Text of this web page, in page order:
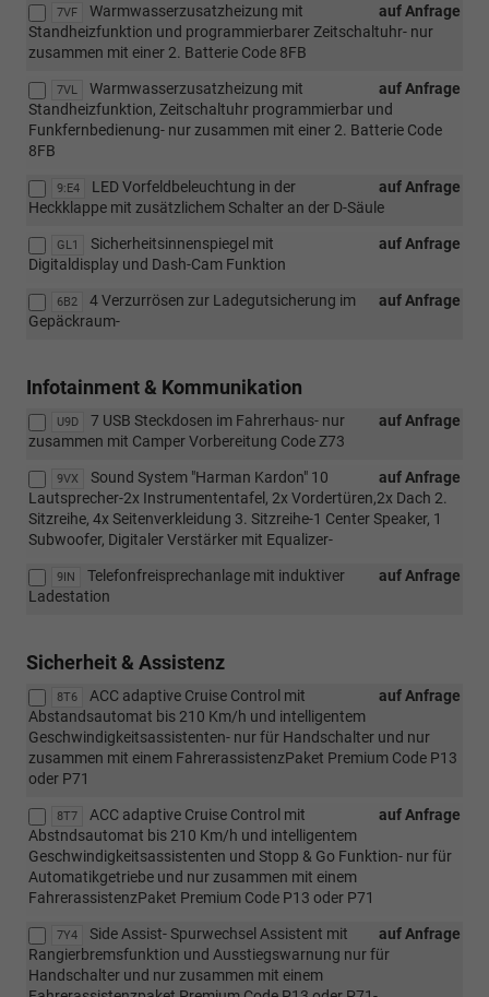
7VF auf Anfrage
Warmwasserzusatzheizung mit
Standheizfunktion und programmierbarer Zeitschaltuhr- nur
zusammen mit einer 2. Batterie Code 8FB
7VL auf Anfrage
Warmwasserzusatzheizung mit
Standheizfunktion, Zeitschaltuhr programmierbar und
Funkfernbedienung- nur zusammen mit einer 2. Batterie Code
8FB
9:E4 auf Anfrage
LED Vorfeldbeleuchtung in der
Heckklappe mit zusätzlichem Schalter an der D-Säule
GL1 auf Anfrage
Sicherheitsinnenspiegel mit
Digitaldisplay und Dash-Cam Funktion
6B2 auf Anfrage
4 Verzurrösen zur Ladegutsicherung im
Gepäckraum-
Infotainment & Kommunikation
U9D auf Anfrage
7 USB Steckdosen im Fahrerhaus- nur
zusammen mit Camper Vorbereitung Code Z73
9VX auf Anfrage
Sound System "Harman Kardon" 10
Lautsprecher-2x Instrumententafel, 2x Vordertüren,2x Dach 2.
Sitzreihe, 4x Seitenverkleidung 3. Sitzreihe-1 Center Speaker, 1
Subwoofer, Digitaler Verstärker mit Equalizer-
9IN auf Anfrage
Telefonfreisprechanlage mit induktiver
Ladestation
Sicherheit & Assistenz
8T6 auf Anfrage
ACC adaptive Cruise Control mit
Abstandsautomat bis 210 Km/h und intelligentem
Geschwindigkeitsassistenten- nur für Handschalter und nur
zusammen mit einem FahrerassistenzPaket Premium Code P13
oder P71
8T7 auf Anfrage
ACC adaptive Cruise Control mit
Abstndsautomat bis 210 Km/h und intelligentem
Geschwindigkeitsassistenten und Stopp & Go Funktion- nur für
Automatikgetriebe und nur zusammen mit einem
FahrerassistenzPaket Premium Code P13 oder P71
7Y4 auf Anfrage
Side Assist- Spurwechsel Assistent mit
Rangierbremsfunktion und Ausstiegswarnung nur für
Handschalter und nur zusammen mit einem